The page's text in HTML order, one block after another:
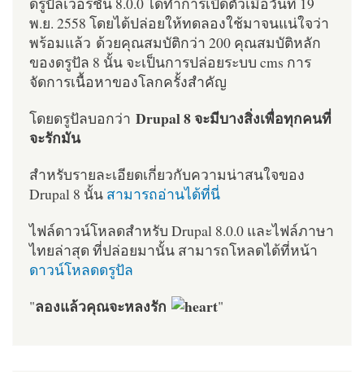
พ.ย. 2558 โดยได้ปล่อยให้ทดลองใช้มาจนแน่ใจว่า
พร้อมแล้ว ด้วยคุณสมบัติกว่า 200 คุณสมบัติหลัก
ของดรูปัล 8 นั้น จะเป็นการปล่อยระบบ cms การ
จัดการเนื้อหาของโลกครั้งสำคัญ
โดยดรูปัลบอกว่า Drupal 8 จะมีบางสิ่งเพื่อทุกคนที่
จะรักมัน
สำหรับรายละเอียดเกี่ยวกับความน่าสนใจของ
Drupal 8 นั้น สามารถอ่านได้ที่นี่
ไฟล์ดาวน์โหลดสำหรับ Drupal 8.0.0 และไฟล์ภาษา
ไทยล่าสุด ที่ปล่อยมานั้น สามารถโหลดได้ที่หน้า
ดาวน์โหลดดรูปัล
"ลองแล้วคุณจะหลงรัก "